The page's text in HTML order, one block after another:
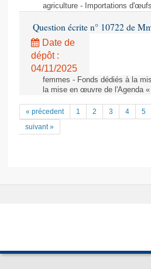
agriculture - Importations
Question écrite n° 10722 de
Date de
dépôt :
04/11/2025
femmes - Fonds dédiés à la
la mise en œuvre de l'Agenda
« précedent 1 2 3 4 5
suivant »